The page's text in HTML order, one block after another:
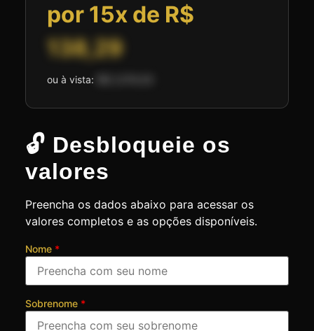
por 15x de R$
138,29
ou à vista:
🔓 Desbloqueie os
valores
Preencha os dados abaixo para acessar os
valores completos e as opções disponíveis.
Nome *
Sobrenome *